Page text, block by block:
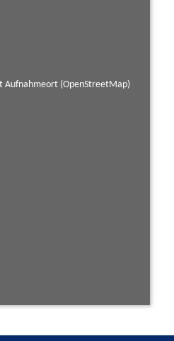
Aufnahmeort (OpenStreetMap)